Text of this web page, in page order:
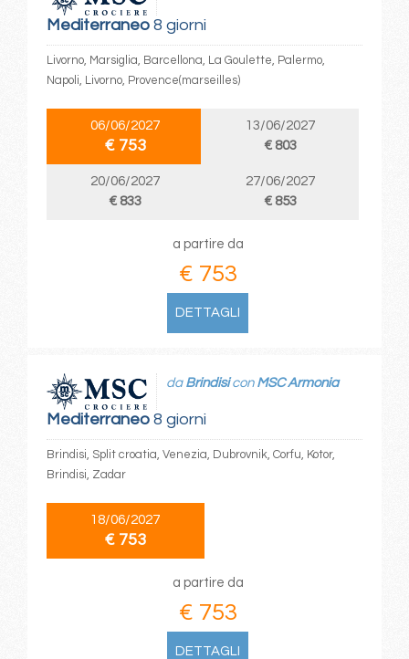
Mediterraneo8 giorni
Livorno, Marsiglia, Barcellona, La Goulette, Palermo,
Napoli, Livorno, Provence(marseilles)
06/06/2027
€ 753
13/06/2027
€ 803
20/06/2027
€ 833
27/06/2027
€ 853
a partire da
€ 753
DETTAGLI
Mediterraneo8 giorni
da Brindisicon MSC Armonia
Brindisi, Split croatia, Venezia, Dubrovnik, Corfu, Kotor,
Brindisi, Zadar
18/06/2027
€ 753
a partire da
€ 753
DETTAGLI